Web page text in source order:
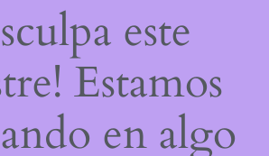
este
Estamos
en algo